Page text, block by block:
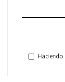
Haciendo